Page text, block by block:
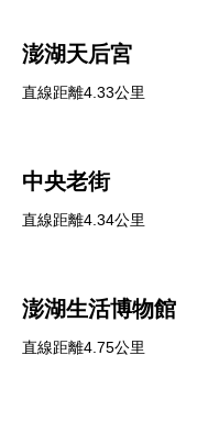
澎湖天后宮
直線距離4.33公里
中央老街
直線距離4.34公里
澎湖生活博物館
直線距離4.75公里